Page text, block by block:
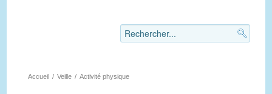
Accueil / Veille / Activité physique